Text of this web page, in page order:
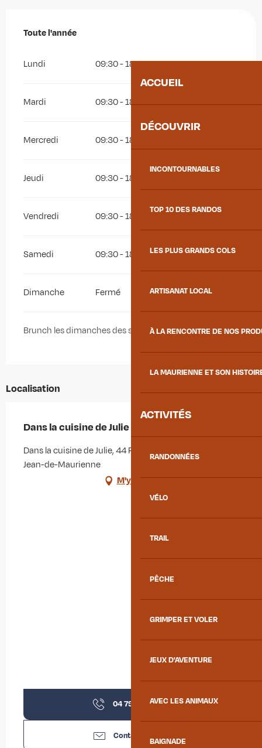
ACCUEIL
DÉCOUVRIR
INCONTOURNABLES
TOP 10 DES RANDOS
LES PLUS GRANDS COLS
ARTISANAT LOCAL
À LA RENCONTRE DE NOS
LA MAURIENNE ET SON
ACTIVITÉS
RANDONNÉES
VÉLO
TRAIL
PÊCHE
GRIMPER ET VOLER
JEUX D'AVENTURE
AVEC LES ANIMAUX
BAIGNADE
Toute l'année
Toute l'année
Lundi 09:30 - 18:30
Mardi 09:30 - 18:30
Mercredi 09:30 - 18:30
Jeudi 09:30 - 18:30
Vendredi 09:30 - 18:30
Samedi 09:30 - 18:30
Dimanche Fermé
Brunch les dimanches des semaines paire
Localisation
Dans la cuisine de Julie
Dans la cuisine de Julie, 44 Rue Ducroz, 73300 Saint-
Jean-de-Maurienne
M'y rendre
04 79 64 35▒▒
Contactez-nous